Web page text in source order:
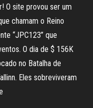
O site provou ser um
chamam o Reino
“JPC123” que
O dia de $ 156K
no Batalha de
Eles sobreviveram